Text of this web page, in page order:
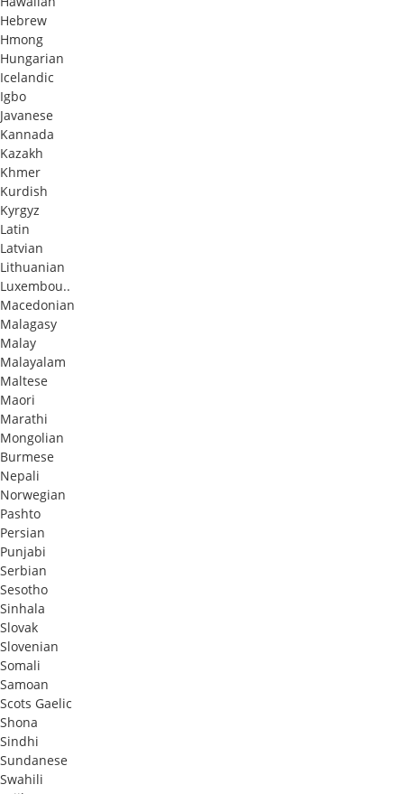
Hebrew
Hmong
Hungarian
Icelandic
Igbo
Javanese
Kannada
Kazakh
Khmer
Kurdish
Kyrgyz
Latin
Latvian
Lithuanian
Luxembou..
Macedonian
Malagasy
Malay
Malayalam
Maltese
Maori
Marathi
Mongolian
Burmese
Nepali
Norwegian
Pashto
Persian
Punjabi
Serbian
Sesotho
Sinhala
Slovak
Slovenian
Somali
Samoan
Scots Gaelic
Shona
Sindhi
Sundanese
Swahili